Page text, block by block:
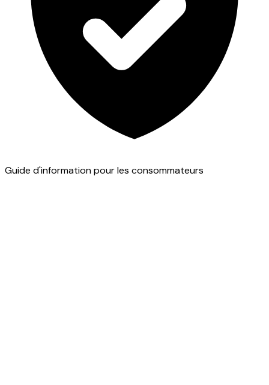
Guide d'information pour les consommateurs